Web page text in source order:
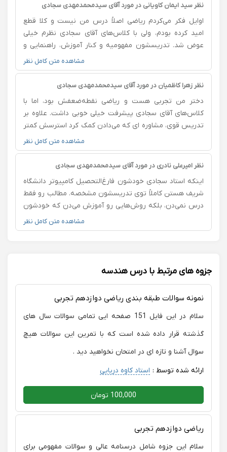
only available standard teacher in Iran, who is familiar
with specifications and mark schemes. She is superior
to all teachers by a large amount. She also has an
نظر سید ایمان کاویانی در مورد آقای سیدمحمدمهدی سجادی
اوایل فکر می‌کردم ریاضی اصلاً درس من نیست و کلا قطع
امید کرده بودم، ولی با کلاس‌های آقای سجادی نظرم خیلی
عوض شد. تدریسشون مفهومیه و کنار آموزش، راهنمایی و
مشاوره هم میدن که کمک می‌کنه سردرگم نشی. توی کلاس
های سالهای قبلی دیدم بچه‌هایی بودن که نتیجه‌های خیلی
خوبی گرفتن؛ بعضی‌ها شریف و تهران قبول شدن و بعضی از
رسیدن.
مشاهده متن کامل نظر
نظر زهرا کاظمیان در مورد آقای سیدمحمدمهدی سجادی
دختر من تجربی هست و ریاضی نقطه‌ضعفش بود، اما با
کلاس‌های آقای سجادی پیشرفت خیلی خوبی داشت. علاوه بر
تدریس قوی، مشاوره ای که می‌دادن کمک کرد استرسش کمتر
بشه و هدفمند جلو بره ودرس رو بفهمه. نمراتش هم رشد
قابل توجهی داشته. الان هم برای امتحان نهایی آماده‌ست و
هم مسیر کنکورش واضح‌تر شده و تو آزمون هایی که میده
مشاهده متن کامل نظر
نظر امیرعلی نادری در مورد آقای سیدمحمدمهدی سجادی
اینکه استاد سجادی خودشون فارغ‌التحصیل کامپیوتر دانشگاه
شریف هستن کاملاً توی تدریسشون مشخصه. مطالب رو فقط
درس نمی‌دن، بلکه روش‌هایی رو آموزش می‌دن که خودشون
یک بار کامل این مسیر رو باهاش طی کردن و امتحانش رو
پس داده. برای اولین بار حس می‌کنم ریاضی رو واقعاً می‌فهمم
مشاهده متن کامل نظر
جزوه های مرتبط با درس هندسه
نمونه سوالات طبقه بندی ریاضی دوازدهم تجربی
سلام در این فایل 151 صفحه ایی تمامی سوالات سال های
گذشته قرار داده شده است که با تمرین این سوالات هیچ
سوال آشنا و تازه ای در امتحان نخواهید دید .
ارائه شده توسط : استاد کاوه دریایی
100,000 تومان
ریاضی دوازدهم تجربی
سلام این جزوه شامل درسنامه عالی و سوالات مفهومی برای